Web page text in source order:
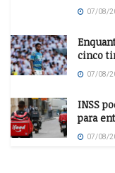
07/08/
cinco
07/08/
INSS
para
07/08/